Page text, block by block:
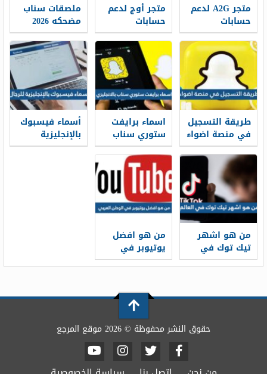
متجر A2G لدعم
حسابات
التواصل
الاجتماعي وبناء
حضور رقمي
أكثر قوة
متجر أوج لدعم
حسابات
التواصل
الاجتماعي وبناء
حضور رقمي
أكثر تأثيرًا
ملصقات سناب
مضحكه 2026
طريقة التسجيل
في منصة اضواء
2026
اسماء برايفت
ستوري سناب
بالانجليزي 2026
أسماء فيسبوك
بالإنجليزية
للرجال 2026
من هو اشهر
تيك توك في
العالم 2026
من هو افضل
يوتيوبر في
الوطن العربي
حقوق النشر محفوظة © 2026 موقع المرجع